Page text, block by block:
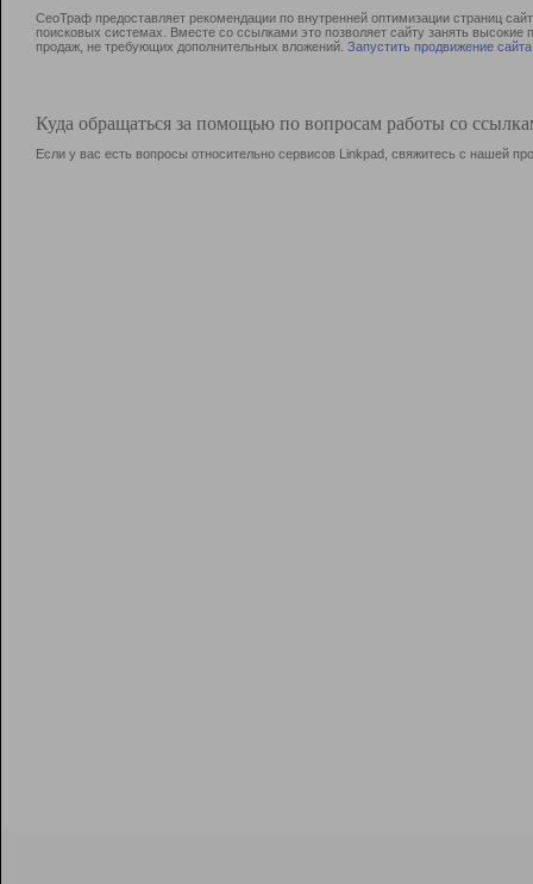
СеоТраф предоставляет рекомендации по внутренней оптимизации страниц
поисковых системах. Вместе со ссылками это позволяет сайту занять
продаж, не требующих дополнительных вложений. Запустить продвижение сайта
Куда обращаться за помощью по вопросам работы со
Если у вас есть вопросы относительно сервисов Linkpad, свяжитесь с нашей